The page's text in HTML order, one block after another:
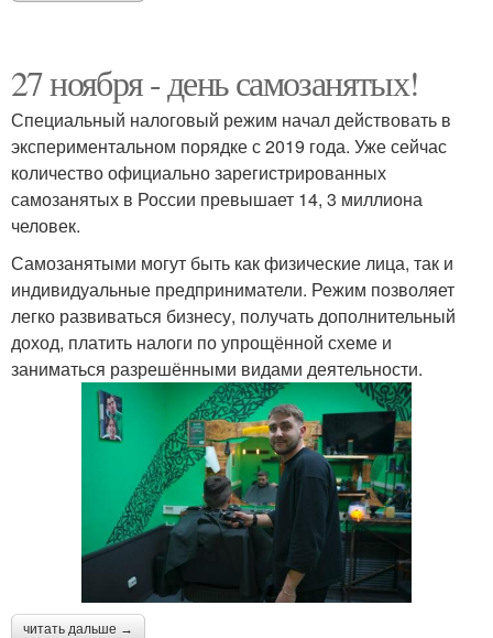
27 ноября - день самозанятых!
Специальный налоговый режим начал действовать в
экспериментальном порядке с 2019 года. Уже сейчас
количество официально зарегистрированных
самозанятых в России превышает 14, 3 миллиона
человек.
Самозанятыми могут быть как физические лица, так и
индивидуальные предприниматели. Режим позволяет
легко развиваться бизнесу, получать дополнительный
доход, платить налоги по упрощённой схеме и
заниматься разрешёнными видами деятельности.
читать дальше →